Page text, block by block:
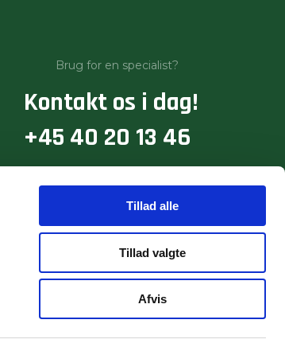
Tillad alle
Tillad valgte
Afvis
Brug for en specialist?
Kontakt os i dag!
+45 40 20 13 46
Ring direkte​